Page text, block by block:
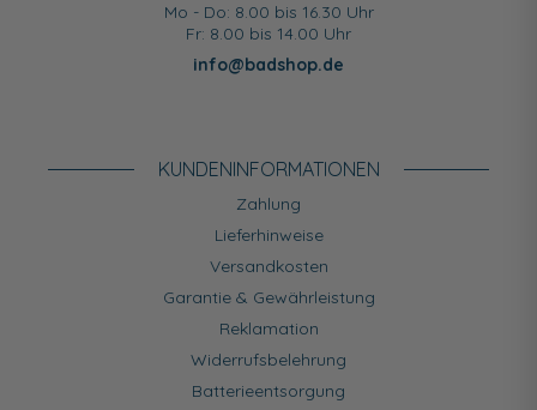
Mo - Do: 8.00 bis 16.30 Uhr
Fr: 8.00 bis 14.00 Uhr
info@badshop.de
KUNDEN­INFORMATIONEN
Zahlung
Lieferhinweise
Versandkosten
Garantie & Gewährleistung
Reklamation
Widerrufsbelehrung
Batterieentsorgung